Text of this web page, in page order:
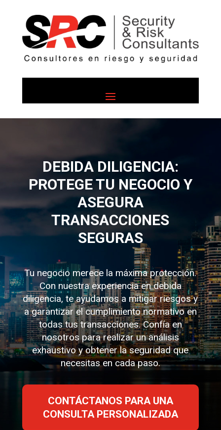
DEBIDA DILIGENCIA:
PROTEGE TU NEGOCIO Y
ASEGURA
TRANSACCIONES
SEGURAS
Tu negocio merece la máxima protección.
Con nuestra experiencia en debida
diligencia, te ayudamos a mitigar riesgos y
a garantizar el cumplimiento normativo en
todas tus transacciones. Confía en
nosotros para realizar un análisis
exhaustivo y obtener la seguridad que
necesitas en cada paso.
CONTÁCTANOS PARA UNA
CONSULTA PERSONALIZADA